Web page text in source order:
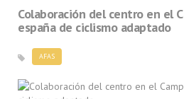
Colaboración del centro en el
españa de ciclismo adaptado
AFAS